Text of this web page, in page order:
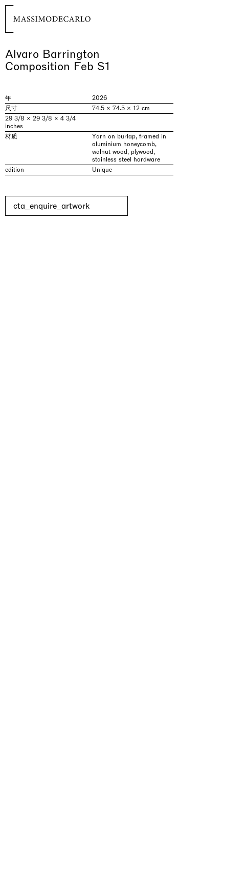
Alvaro Barrington
Composition Feb S1
年
2026
尺寸
74.5 × 74.5 × 12 cm
29 3/8 × 29 3/8 × 4 3/4
inches
材质
Yarn on burlap, framed in
aluminium honeycomb,
walnut wood, plywood,
stainless steel hardware
edition
Unique
cta_enquire_artwork